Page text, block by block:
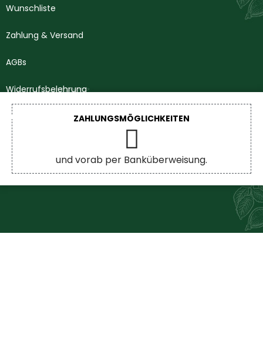
Wunschliste
Zahlung & Versand
AGBs
Widerrufsbelehrung
Impressum
Datenschutzerklärung
ZAHLUNGSMÖGLICHKEITEN
und vorab per Banküberweisung.